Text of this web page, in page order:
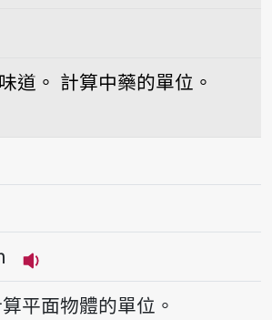
道。 計算中藥的單位。
播放音讀bīn
平面物體的單位。